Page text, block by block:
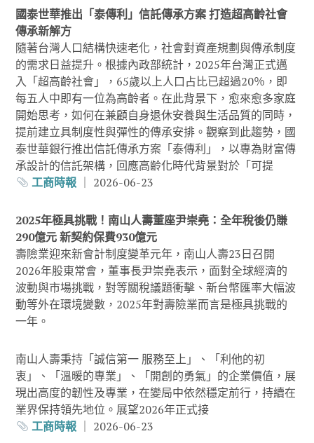
國泰世華推出「泰傳利」信託傳承方案 打造超高齡社會
傳承新解方
隨著台灣人口結構快速老化，社會對資產規劃與傳承制度
的需求日益提升。根據內政部統計，2025年台灣正式邁
入「超高齡社會」，65歲以上人口占比已超過20％，即
每五人中即有一位為高齡者。在此背景下，愈來愈多家庭
開始思考，如何在兼顧自身退休安養與生活品質的同時，
提前建立具制度性與彈性的傳承安排。觀察到此趨勢，國
泰世華銀行推出信託傳承方案「泰傳利」，以專為財富傳
承設計的信託架構，回應高齡化時代背景對於「可提
工商時報｜ 2026-06-23
2025年極具挑戰！南山人壽董座尹崇堯：全年稅後仍賺
290億元 新契約保費930億元
壽險業迎來新會計制度變革元年，南山人壽23日召開
2026年股東常會，董事長尹崇堯表示，面對全球經濟的
波動與市場挑戰，對等關稅議題衝擊、新台幣匯率大幅波
動等外在環境變數，2025年對壽險業而言是極具挑戰的
一年。
南山人壽秉持「誠信第一 服務至上」、「利他的初
衷」、「溫暖的專業」、「開創的勇氣」的企業價值，展
現出高度的韌性及專業，在變局中依然穩定前行，持續在
業界保持領先地位。展望2026年正式接
工商時報｜ 2026-06-23